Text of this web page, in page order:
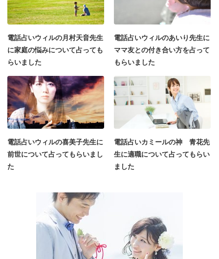
電話占いウィルの月村天音先生
に家庭の悩みについて占っても
らいました
電話占いウィルのあいり先生に
ママ友との付き合い方を占って
もらいました
電話占いウィルの喜美子先生に
前世について占ってもらいまし
た
電話占いカミールの神 青花先
生に適職について占ってもらい
ました